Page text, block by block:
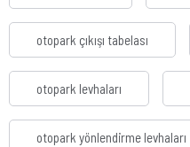
otopark çıkışı tabelası
otopark levhaları
otopark yönlendirme levhaları